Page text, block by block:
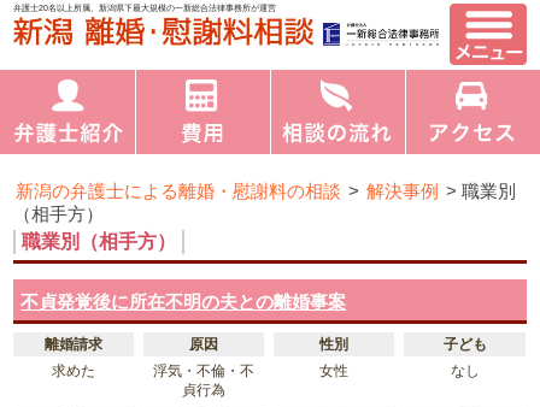
弁護士20名以上所属、新潟県下最大規模の一新総合法律事務所が運営
新潟の弁護士による離婚・慰謝料の相談 > 解決事例 >職業別
（相手方）
職業別（相手方）
不貞発覚後に所在不明の夫との離婚事案
離婚請求 原因 性別
子ども
求めた
浮気・不倫・不
貞行為
女性 なし